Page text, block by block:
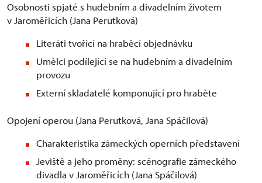
Osobnosti spjaté s hudebním a divadelním životem
v Jaroměřicích (Jana Perutková)
Literáti tvořící na hraběcí objednávku
Umělci podílející se na hudebním a divadelním
provozu
Externí skladatelé komponující pro hraběte
Opojení operou (Jana Perutková, Jana Spáčilová)
Charakteristika zámeckých operních představení
Jeviště a jeho proměny: scénografie zámeckého
divadla v Jaroměřicích (Jana Spáčilová)